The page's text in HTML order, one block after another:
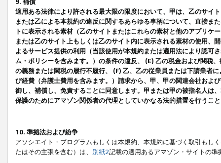
9. 補償
適用ある法律により許される最大限の限度において、甲は、乙のサイ
または乙による本規約の違反に関するあらゆる事柄について、直接ま
トに表示される素材（乙のサイトまたはこれらの素材と他のアプリ
または乙のサイト上もしくは乙のサイト内に表示される素材の使用、
よるサービス提供の利用（当該使用が本規約または適用法により認可
ム・ポリシーを含みます。）の条件の違反、 (E) 乙の税金および関税
の義務または関税の履行不履行、 (F) 乙、乙の従業員または下請業者
び経費（弁護士費用を含みます。）請求から、甲、甲の関連会社およ
御し、補償し、免責することに同意します。甲または甲の被指名人は
保護のためにアマゾン関係者の代理としていかなる法的措置を行うこ
10. 準拠法および紛争
アソシエイト・プログラムもしくは本規約、本規約に基づく取引もし
たはその主張を含む）は、 別紙2記載の適用あるアマゾン・サイトの